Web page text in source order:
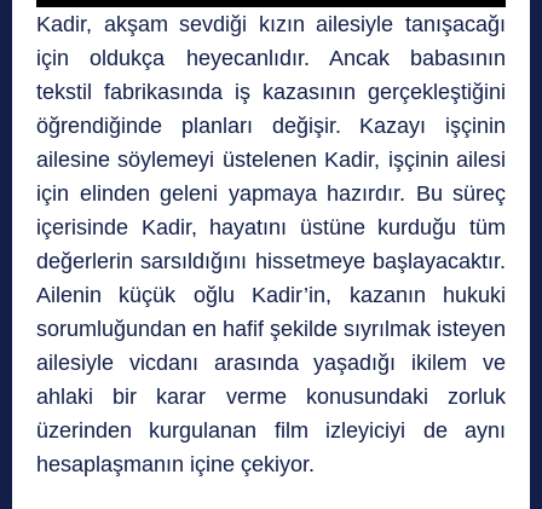
Kadir, akşam sevdiği kızın ailesiyle tanışacağı
için oldukça heyecanlıdır. Ancak babasının
tekstil fabrikasında iş kazasının gerçekleştiğini
öğrendiğinde planları değişir. Kazayı işçinin
ailesine söylemeyi üstelenen Kadir, işçinin ailesi
için elinden geleni yapmaya hazırdır. Bu süreç
içerisinde Kadir, hayatını üstüne kurduğu tüm
değerlerin sarsıldığını hissetmeye başlayacaktır.
Ailenin küçük oğlu Kadir’in, kazanın hukuki
sorumluğundan en hafif şekilde sıyrılmak isteyen
ailesiyle vicdanı arasında yaşadığı ikilem ve
ahlaki bir karar verme konusundaki zorluk
üzerinden kurgulanan film izleyiciyi de aynı
hesaplaşmanın içine çekiyor.